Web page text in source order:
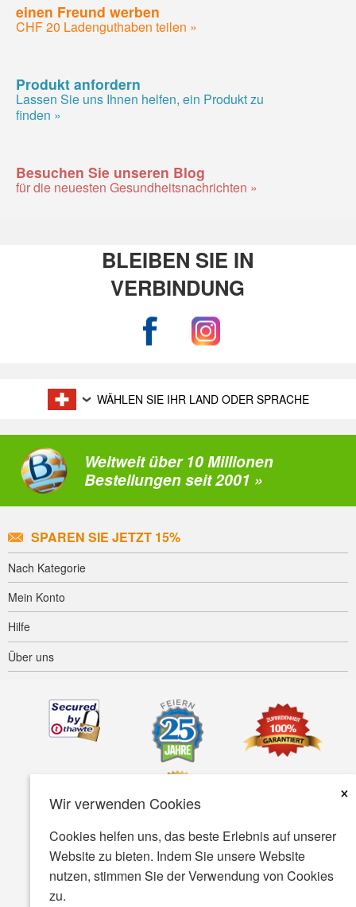
Wir verwenden Cookies
×
Cookies helfen uns, das beste Erlebnis auf unserer
Website zu bieten. Indem Sie unsere Website
nutzen, stimmen Sie der Verwendung von Cookies
zu.
einen Freund werben
CHF 20 Ladenguthaben teilen »
Produkt anfordern
Lassen Sie uns Ihnen helfen, ein Produkt zu
finden »
Besuchen Sie unseren Blog
für die neuesten Gesundheitsnachrichten »
BLEIBEN SIE IN
VERBINDUNG
WÄHLEN SIE IHR LAND ODER SPRACHE
Weltweit über 10 Millionen
Bestellungen seit 2001 »
SPAREN SIE JETZT 15%
Nach Kategorie
Mein Konto
Hilfe
Über uns
© Copyright 2001-2026 BIOVEA. Alle rechte vorbehalten